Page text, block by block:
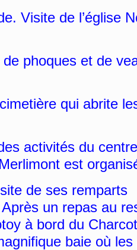
Visite de l’église
phoques et de
qui abrite
activités du
est
de ses remparts
un repas au
à bord du
baie où les